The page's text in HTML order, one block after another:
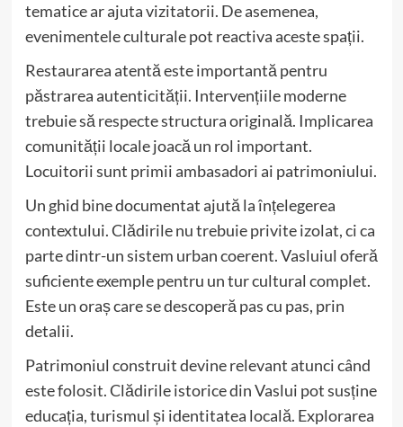
tematice ar ajuta vizitatorii. De asemenea,
evenimentele culturale pot reactiva aceste spații.
Restaurarea atentă este importantă pentru
păstrarea autenticității. Intervențiile moderne
trebuie să respecte structura originală. Implicarea
comunității locale joacă un rol important.
Locuitorii sunt primii ambasadori ai patrimoniului.
Un ghid bine documentat ajută la înțelegerea
contextului. Clădirile nu trebuie privite izolat, ci ca
parte dintr-un sistem urban coerent. Vasluiul oferă
suficiente exemple pentru un tur cultural complet.
Este un oraș care se descoperă pas cu pas, prin
detalii.
Patrimoniul construit devine relevant atunci când
este folosit. Clădirile istorice din Vaslui pot susține
educația, turismul și identitatea locală. Explorarea